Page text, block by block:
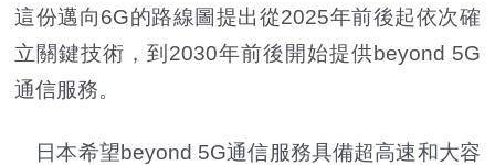
這份邁向6G的路線圖提出從2025年前後起依次確
立關鍵技術，到2030年前後開始提供beyond 5G
通信服務。
日本希望beyond 5G通信服務具備超高速和大容